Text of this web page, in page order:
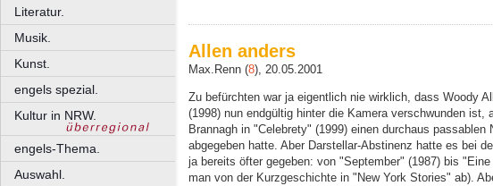
Literatur.
Musik.
Kunst.
engels spezial.
Kultur in NRW.
engels-Thema.
Auswahl.
Allen anders
Max.Renn (8), 20.05.2001
Zu befürchten war ja eigentlich nie wirklich, dass Woody
(1998) nun endgültig hinter die Kamera verschwunden ist,
Brannagh in "Celebrety" (1999) einen durchaus passablen
abgegeben hatte. Aber Darstellar-Abstinenz hatte es bei
ja bereits öfter gegeben: von "September" (1987) bis
man von der Kurzgeschichte in "New York Stories" ab).